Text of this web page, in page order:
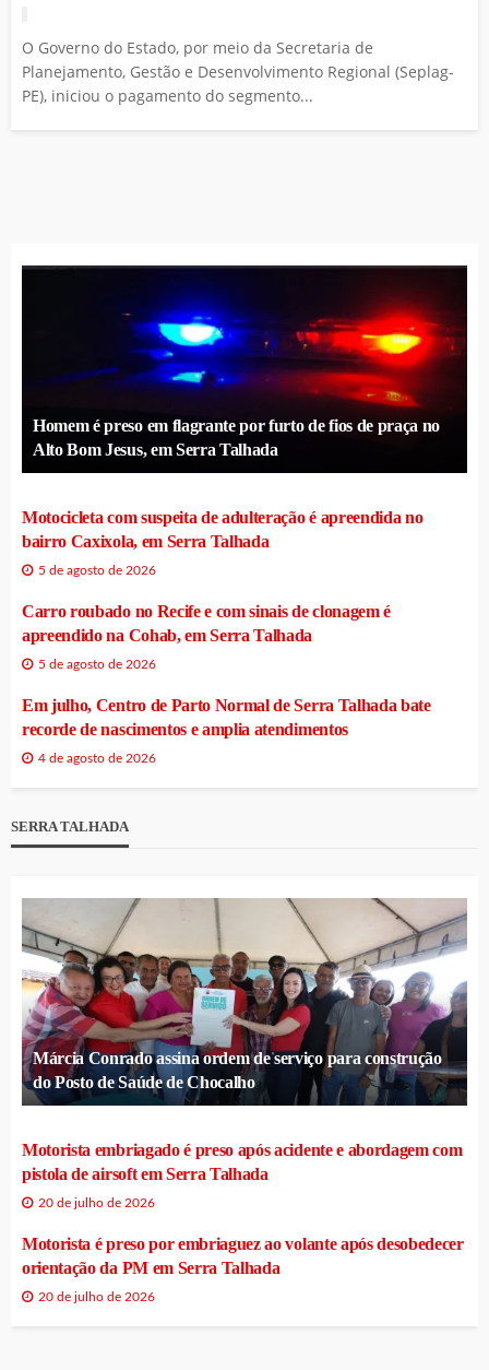
O Governo do Estado, por meio da Secretaria de
Planejamento, Gestão e Desenvolvimento Regional (Seplag-
PE), iniciou o pagamento do segmento...
Homem é preso em flagrante por furto de fios de praça no
Alto Bom Jesus, em Serra Talhada
Motocicleta com suspeita de adulteração é apreendida no
bairro Caxixola, em Serra Talhada
5 de agosto de 2026
Carro roubado no Recife e com sinais de clonagem é
apreendido na Cohab, em Serra Talhada
5 de agosto de 2026
Em julho, Centro de Parto Normal de Serra Talhada bate
recorde de nascimentos e amplia atendimentos
4 de agosto de 2026
SERRA TALHADA
Márcia Conrado assina ordem de serviço para construção
do Posto de Saúde de Chocalho
Motorista embriagado é preso após acidente e abordagem com
pistola de airsoft em Serra Talhada
20 de julho de 2026
Motorista é preso por embriaguez ao volante após desobedecer
orientação da PM em Serra Talhada
20 de julho de 2026